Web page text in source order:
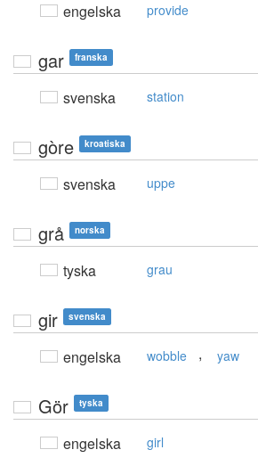
engelska provide
gar franska
svenska station
gòre kroatiska
svenska uppe
grå norska
tyska grau
gir svenska
engelska wobble , yaw
Gör tyska
engelska girl